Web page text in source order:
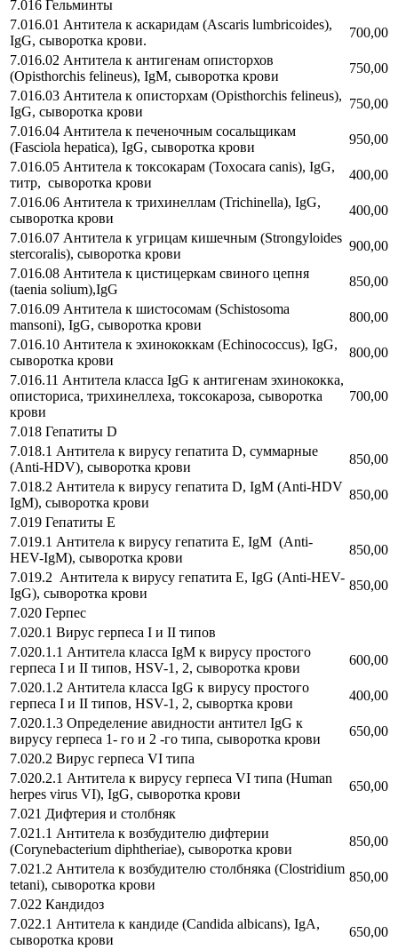
7.016 Гельминты
7.016.01 Антитела к аскаридам (Ascaris lumbricoides),
IgG, сыворотка крови.
700,00
7.016.02 Антитела к антигенам описторхов
(Opisthorchis felineus), IgM, сыворотка крови
750,00
7.016.03 Антитела к описторхам (Opisthorchis felineus),
IgG, сыворотка крови
750,00
7.016.04 Антитела к печеночным сосальщикам
(Fasciola hepatica), IgG, сыворотка крови
950,00
7.016.05 Антитела к токсокарам (Toxocara canis), IgG,
титр, сыворотка крови
400,00
7.016.06 Антитела к трихинеллам (Trichinella), IgG,
сыворотка крови
400,00
7.016.07 Антитела к угрицам кишечным (Strongyloides
stercoralis), сыворотка крови
900,00
7.016.08 Антитела к цистицеркам свиного цепня
(taenia solium),IgG
850,00
7.016.09 Антитела к шистосомам (Schistosoma
mansoni), IgG, сыворотка крови
800,00
7.016.10 Антитела к эхинококкам (Echinococcus), IgG,
сыворотка крови
800,00
7.016.11 Антитела класса IgG к антигенам эхинококка,
описториса, трихинеллеха, токсокароза, сыворотка
крови
700,00
7.018 Гепатиты D
7.018.1 Антитела к вирусу гепатита D, суммарные
(Anti-HDV), сыворотка крови
850,00
7.018.2 Антитела к вирусу гепатита D, IgM (Anti-HDV
IgM), сыворотка крови
850,00
7.019 Гепатиты E
7.019.1 Антитела к вирусу гепатита Е, IgM (Anti-
HEV-IgM), сыворотка крови
850,00
7.019.2 Антитела к вирусу гепатита Е, IgG (Anti-HEV-
IgG), сыворотка крови
850,00
7.020 Герпес
7.020.1 Вирус герпеса I и II типов
7.020.1.1 Антитела класса IgМ к вирусу простого
герпеса I и II типов, HSV-1, 2, сыворотка крови
600,00
7.020.1.2 Антитела класса IgG к вирусу простого
герпеса I и II типов, HSV-1, 2, сывортка крови
400,00
7.020.1.3 Определение авидности антител IgG к
вирусу герпеса 1- го и 2 -го типа, сыворотка крови
650,00
7.020.2 Вирус герпеса VI типа
7.020.2.1 Антитела к вирусу герпеса VI типа (Human
herpes virus VI), IgG, сыворотка крови
650,00
7.021 Дифтерия и столбняк
7.021.1 Антитела к возбудителю дифтерии
(Corynebacterium diphtheriae), сыворотка крови
850,00
7.021.2 Антитела к возбудителю столбняка (Clostridium
tetani), сыворотка крови
850,00
7.022 Кандидоз
7.022.1 Антитела к кандиде (Candida albicans), IgA,
сыворотка крови
650,00